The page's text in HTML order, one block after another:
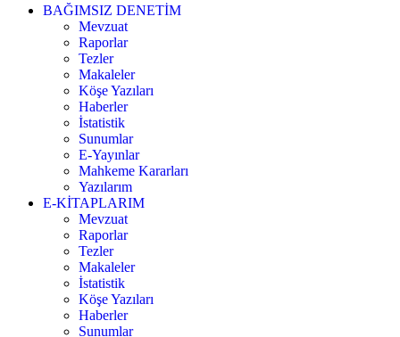
BAĞIMSIZ DENETİM
Mevzuat
Raporlar
Tezler
Makaleler
Köşe Yazıları
Haberler
İstatistik
Sunumlar
E-Yayınlar
Mahkeme Kararları
Yazılarım
E-KİTAPLARIM
Mevzuat
Raporlar
Tezler
Makaleler
İstatistik
Köşe Yazıları
Haberler
Sunumlar